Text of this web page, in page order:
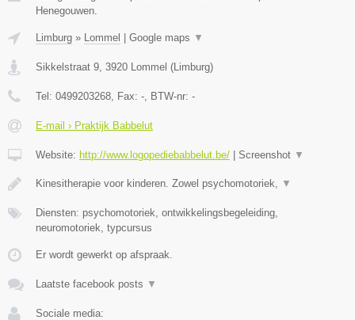
Henegouwen.
Limburg » Lommel | Google maps ▼
Sikkelstraat 9 3920 Lommel (Limburg)
Tel: 0499203268 , Fax: - , BTW-nr: -
E-mail › Praktijk Babbelut
Website: http://www.logopediebabbelut.be/ | Screenshot ▼
Kinesitherapie voor kinderen. Zowel psychomotoriek, ▼
Diensten: psychomotoriek, ontwikkelingsbegeleiding,
neuromotoriek, typcursus
Er wordt gewerkt op afspraak.
Laatste facebook posts ▼
Sociale media: